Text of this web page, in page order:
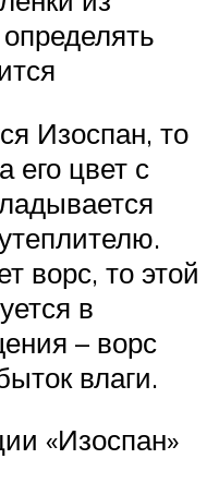
Изоспан, то
его цвет с
ворс, то этой
в
– ворс
влаги.
«Изоспан»